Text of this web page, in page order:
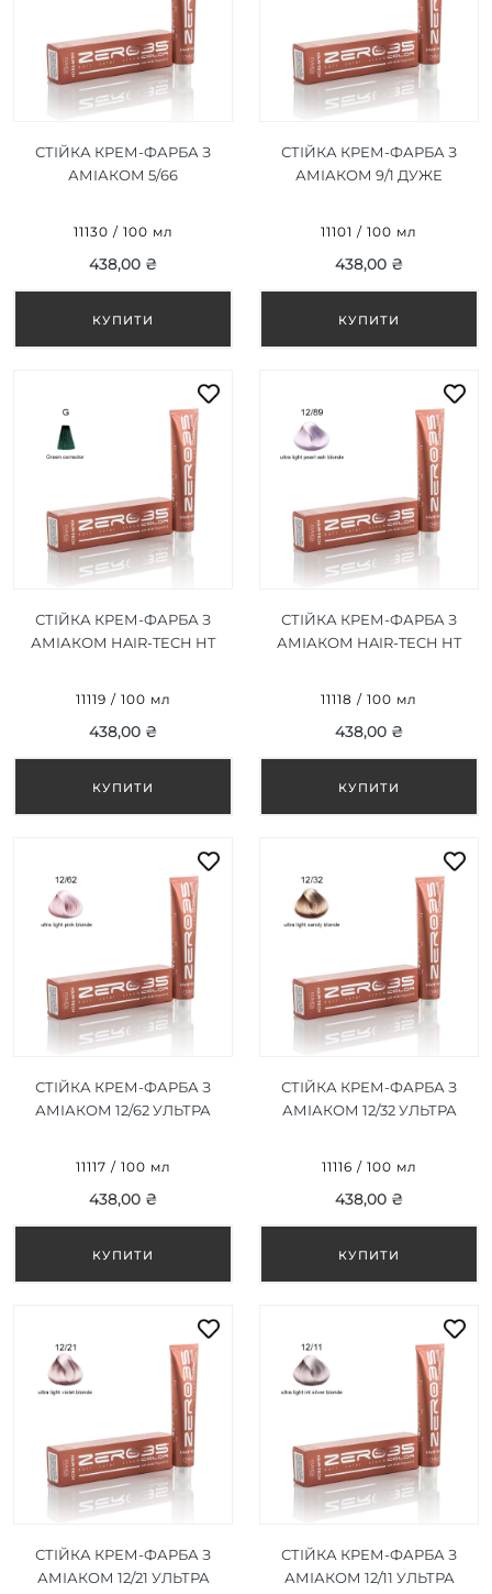
СТІЙКА КРЕМ-ФАРБА З
АМІАКОМ 5/66
КОРИЧНЕВИЙ/INTENSE
RED LIGHT BROWN 100ML
11130 / 100 мл
438,00 ₴
СТІЙКА КРЕМ-ФАРБА З
АМІАКОМ 9/1 ДУЖЕ
BLONDE 100ML
11101 / 100 мл
438,00 ₴
СТІЙКА КРЕМ-ФАРБА З
АМІАКОМ HAIR-TECH HT
100ML
11119 / 100 мл
438,00 ₴
СТІЙКА КРЕМ-ФАРБА З
АМІАКОМ HAIR-TECH HT
СВІТЛИЙ ПЕРЛИННИЙ
БЛОНД 100 МЛ
11118 / 100 мл
438,00 ₴
СТІЙКА КРЕМ-ФАРБА З
АМІАКОМ 12/62 УЛЬТРА
BLONDE 100ML
11117 / 100 мл
438,00 ₴
СТІЙКА КРЕМ-ФАРБА З
АМІАКОМ 12/32 УЛЬТРА
SANDY BLONDE 100ML
11116 / 100 мл
438,00 ₴
СТІЙКА КРЕМ-ФАРБА З
АМІАКОМ 12/21 УЛЬТРА
СТІЙКА КРЕМ-ФАРБА З
АМІАКОМ 12/11 УЛЬТРА